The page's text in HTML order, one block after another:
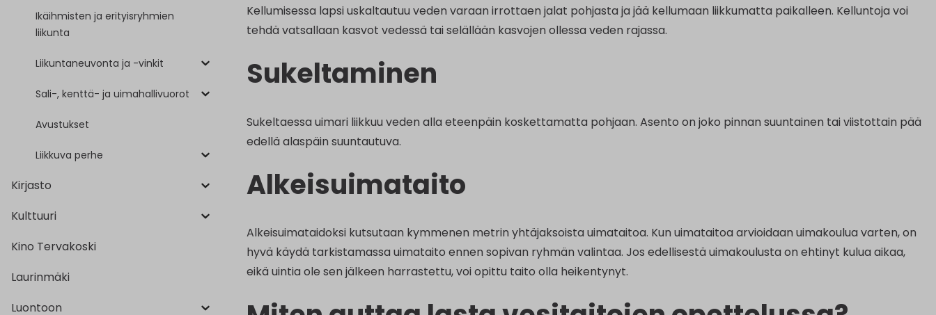
Ikäihmisten ja erityisryhmien
liikunta
Liikuntaneuvonta ja -vinkit
Sali-, kenttä- ja uimahallivuorot
Avustukset
Liikkuva perhe
Kirjasto
Kulttuuri
Kino Tervakoski
Laurinmäki
Luontoon
Kellumisessa lapsi uskaltautuu veden varaan irrottaen jalat pohjasta ja jää kellumaan liikkumatta paikalleen. Kelluntoja voi
tehdä vatsallaan kasvot vedessä tai selällään kasvojen ollessa veden rajassa.
Sukeltaminen
Sukeltaessa uimari liikkuu veden alla eteenpäin koskettamatta pohjaan. Asento on joko pinnan suuntainen tai viistottain pää
edellä alaspäin suuntautuva.
Alkeisuimataito
Alkeisuimataidoksi kutsutaan kymmenen metrin yhtäjaksoista uimataitoa. Kun uimataitoa arvioidaan uimakoulua varten, on
hyvä käydä tarkistamassa uimataito ennen sopivan ryhmän valintaa. Jos edellisestä uimakoulusta on ehtinyt kulua aikaa,
eikä uintia ole sen jälkeen harrastettu, voi opittu taito olla heikentynyt.